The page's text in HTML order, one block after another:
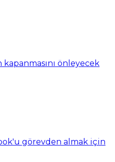
önleyecek
görevden almak için